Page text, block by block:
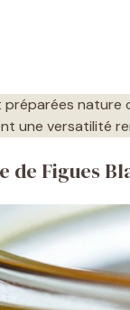
préparées
une versatilité
de Figues